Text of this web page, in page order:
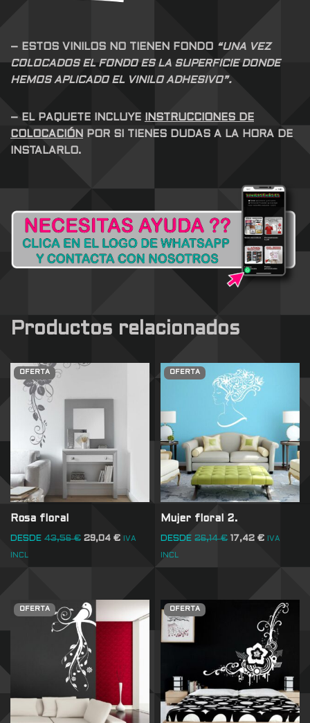
– ESTOS VINILOS NO TIENEN FONDO “UNA VEZ
COLOCADOS EL FONDO ES LA SUPERFICIE DONDE
HEMOS APLICADO EL VINILO ADHESIVO”.
– EL PAQUETE INCLUYE
INSTRUCCIONES DE
COLOCACIÓN
POR SI TIENES DUDAS A LA HORA DE
INSTALARLO.
Productos relacionados
OFERTA
Rosa floral
DESDE 43,56€ 29,04 € IVA
INCL
OFERTA
Mujer floral 2.
DESDE 26,14€ 17,42€ IVA
INCL
OFERTA OFERTA